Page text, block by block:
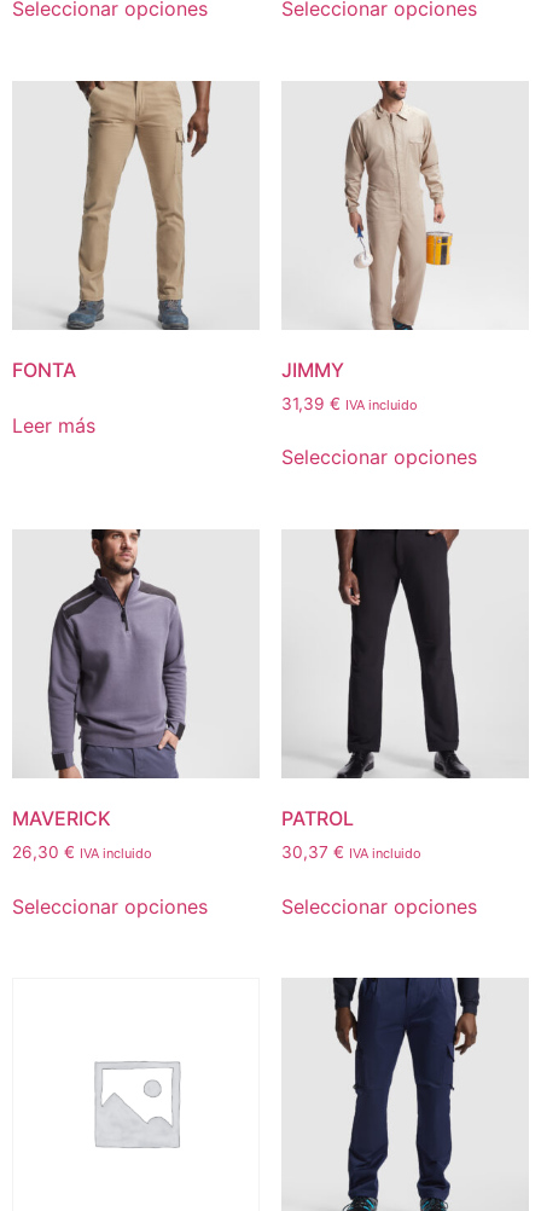
Seleccionar opciones Seleccionar opciones
FONTA
Leer más
JIMMY
31,39 € IVA incluido
Seleccionar opciones
MAVERICK
26,30 € IVA incluido
Seleccionar opciones
PATROL
30,37 € IVA incluido
Seleccionar opciones